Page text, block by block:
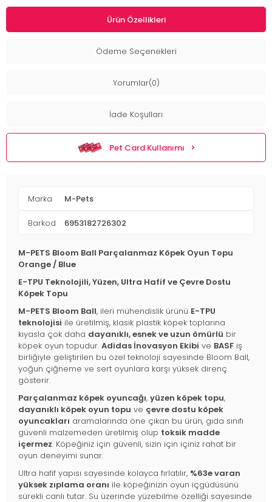
Ürün Özellikleri
Ödeme Seçenekleri
Yorumlar(0)
İade Koşulları
Pet Card Kullanımı
Marka M-Pets
Barkod 6953182726302
M-PETS Bloom Ball Parçalanmaz Köpek Oyun Topu
Orange / Blue
E-TPU Teknolojili, Yüzen, Ultra Hafif ve Çevre Dostu
Köpek Topu
M-PETS Bloom Ball, ileri mühendislik ürünü E-TPU
teknolojisi ile üretilmiş, klasik plastik köpek toplarına
kıyasla çok daha dayanıklı, esnek ve uzun ömürlü bir
köpek oyun topudur. Adidas İnovasyon Ekibi ve BASF iş
birliğiyle geliştirilen bu özel teknoloji sayesinde Bloom Ball,
yoğun çiğneme ve sert oyunlara karşı yüksek direnç
gösterir.
Parçalanmaz köpek oyuncağı, yüzen köpek topu,
dayanıklı köpek oyun topu ve çevre dostu köpek
oyuncakları aramalarında öne çıkan bu ürün, gıda sınıfı
güvenli malzemeden üretilmiş olup toksik madde
içermez. Köpeğiniz için güvenli, sizin için içiniz rahat bir
oyun deneyimi sunar.
Ultra hafif yapısı sayesinde kolayca fırlatılır, %63e varan
yüksek zıplama oranı ile köpeğinizin oyun içgüdüsünü
sürekli canlı tutar. Su üzerinde yüzebilme özelliği sayesinde